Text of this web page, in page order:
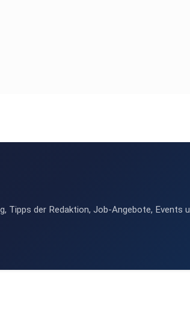
Tipps der Redaktion, Job-Angebote, Events